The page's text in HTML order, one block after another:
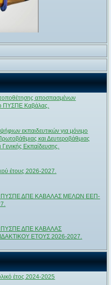
αποσπασμένων
ΠΥΣΠΕ Καβάλας.
εκπαιδευτικών για μόνιμο
και Δευτεροβάθμιας
Εκπαίδευσης.
έτους 2026-2027.
ΔΠΕ ΚΑΒΑΛΑΣ ΜΕΛΩΝ ΕΕΠ-
ΔΠΕ ΚΑΒΑΛΑΣ
ΕΤΟΥΣ 2026-2027.
έτος 2024-2025